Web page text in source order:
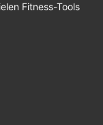
Fitness-Tools